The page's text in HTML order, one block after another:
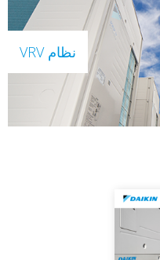
نظام VRV